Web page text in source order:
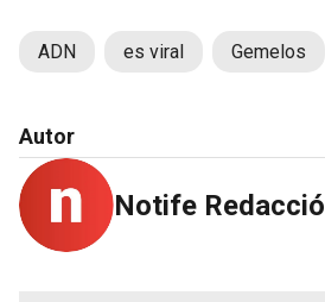
ADN es viral Gemelos
Autor
Notife